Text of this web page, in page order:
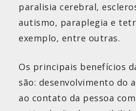
paralisia cerebral,
autismo, paraplegia e
exemplo, entre outras.
Os principais benefícios
são: desenvolvimento do
ao contato da pessoa